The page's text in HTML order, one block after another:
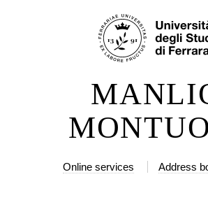
Online services Address